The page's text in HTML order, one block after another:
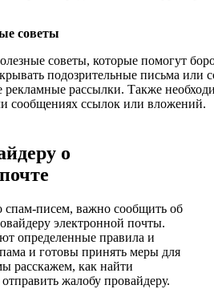
советы
советы, которые помогут
подозрительные письма или
рекламные рассылки. Также
сообщениях ссылок или вложений.
о
спам-писем, важно сообщить об
электронной почты.
определенные правила и
и готовы принять меры для
расскажем, как найти
жалобу провайдеру.